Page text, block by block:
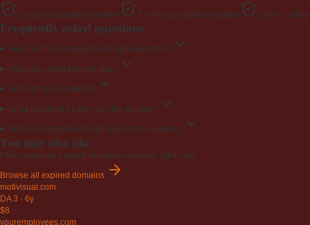
Secure GoDaddy checkout ICANN-accredited registrar 20M+
Frequently asked questions
How do I buy EngageYourEmployees.com?
How long does transfer take?
Is the price negotiable?
What happens if I don't win the auction?
Why is EngageYourEmployees.com valuable?
You may also like
Other premium expired domains available right now.
Browse all expired domains
motivisual .com
DA 3 · 6y
$8
youremployees .com